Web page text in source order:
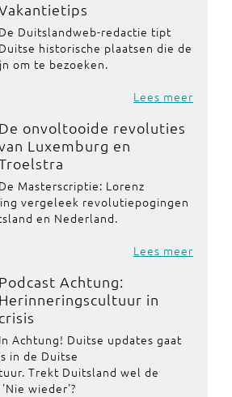
De Duitslandweb-redactie tipt
Duitse historische plaatsen die de
om te bezoeken.
Lees meer
De onvoltooide revoluties
Luxemburg en
De Masterscriptie: Lorenz
vergeleek revolutiepogingen
en Nederland.
Lees meer
Podcast Achtung:
Herinneringscultuur in
crisis
In Achtung! Duitse updates gaat
in de Duitse
Trekt Duitsland wel de
wieder'?